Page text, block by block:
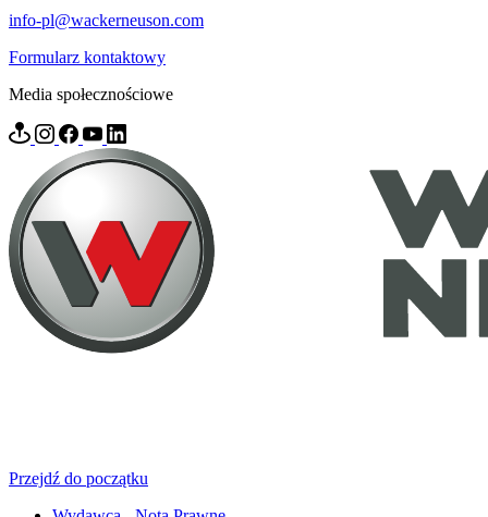
info-pl@wackerneuson.com
Formularz kontaktowy
Media społecznościowe
Przejdź do początku